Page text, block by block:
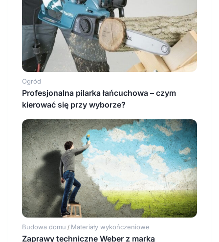
Ogród
Profesjonalna pilarka łańcuchowa – czym
kierować się przy wyborze?
Budowa domu / Materiały wykończeniowe
Zaprawy techniczne Weber z marką